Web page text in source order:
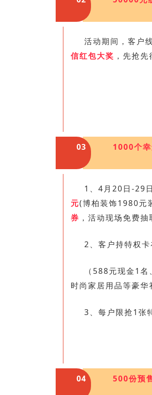
活动期间，客户
信红包大奖 ，先抢先
03 1000个
1、4月20日-29
元(博柏装饰1980元
券 ，活动现场免费抽
2、客户持特权
（588元现金1
时尚家居用品等豪华
3、每户限抢1张
04 500份预